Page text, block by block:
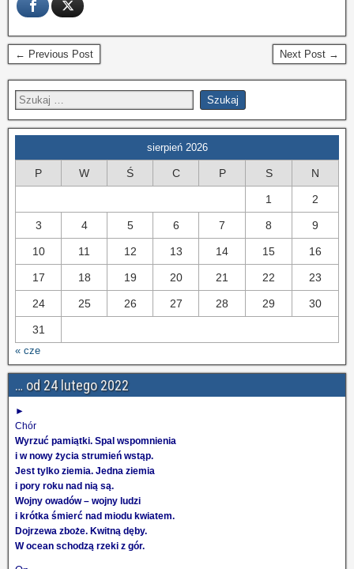
← Previous Post Next Post →
sierpień 2026
P W Ś C P S N
1 2
3 4 5 6 7 8 9
10 11 12 13 14 15 16
17 18 19 20 21 22 23
24 25 26 27 28 29 30
31
« cze
… od 24 lutego 2022
►
Chór
Wyrzuć pamiątki. Spal wspomnienia
i w nowy życia strumień wstąp.
Jest tylko ziemia. Jedna ziemia
i pory roku nad nią są.
Wojny owadów – wojny ludzi
i krótka śmierć nad miodu kwiatem.
Dojrzewa zboże. Kwitną dęby.
W ocean schodzą rzeki z gór.